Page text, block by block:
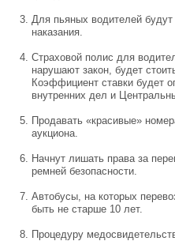
Для пьяных водителей
наказания.
Страховой полис для
нарушают закон, будет
Коэффициент ставки будет
внутренних дел и
Продавать «красивые»
аукциона.
Начнут лишать права за
ремней безопасности.
Автобусы, на которых
быть не старше 10 лет.
Процедуру